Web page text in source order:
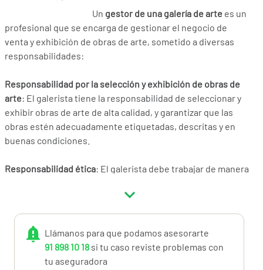
Un gestor de una galería de arte es un
profesional que se encarga de gestionar el negocio de
venta y exhibición de obras de arte, sometido a diversas
responsabilidades:
Responsabilidad por la selección y exhibición de obras de
arte: El galerista tiene la responsabilidad de seleccionar y
exhibir obras de arte de alta calidad, y garantizar que las
obras estén adecuadamente etiquetadas, descritas y en
buenas condiciones.
Responsabilidad ética: El galerista debe trabajar de manera
intelectual de los artistas y garantizando que se utilicen
Responsabilidad ante el cliente: El galerista debe
proporcionar una atención al cliente adecuada,
Llámanos para que podamos asesorarte
91 898 10 18 si tu caso reviste problemas con
tu aseguradora